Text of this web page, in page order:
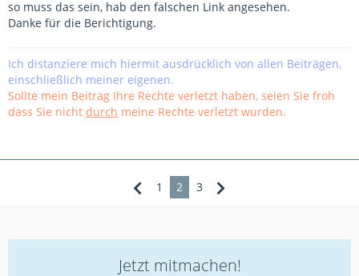
so muss das sein, hab den falschen Link angesehen.
Danke für die Berichtigung.
Ich distanziere mich hiermit ausdrücklich von allen Beiträgen,
einschließlich meiner eigenen.
Sollte mein Beitrag Ihre Rechte verletzt haben, seien Sie froh
dass Sie nicht durch meine Rechte verletzt wurden.
1 2 3
Jetzt mitmachen!